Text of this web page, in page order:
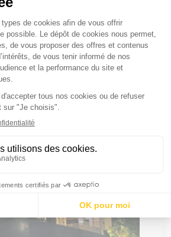
Nuestro capitán...